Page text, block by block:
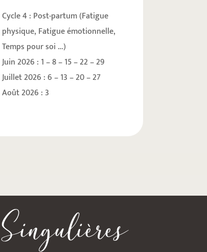
Cycle 4 : Post-partum (Fatigue
physique, Fatigue émotionnelle,
Temps pour soi …)
Juin 2026 : 1 – 8 – 15 – 22 – 29
Juillet 2026 : 6 – 13 – 20 – 27
Août 2026 : 3
Singulières